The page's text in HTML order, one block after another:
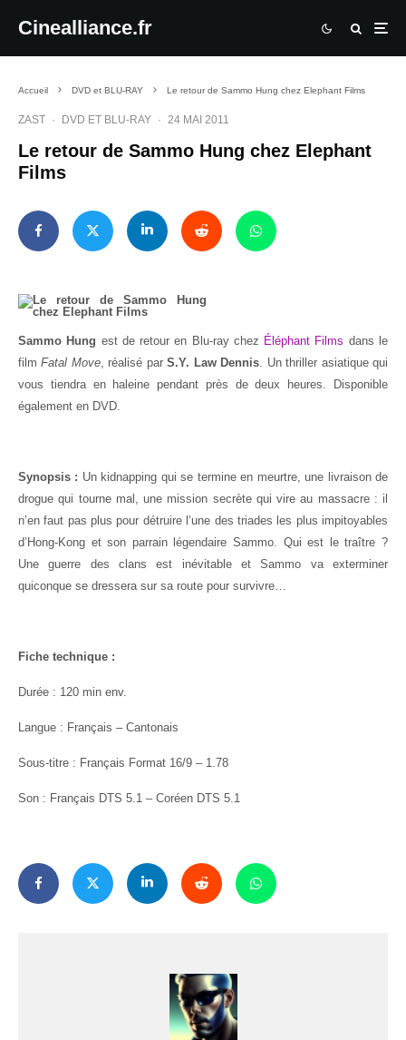
Cinealliance.fr
Accueil DVD et BLU-RAY Le retour de Sammo Hung chez Elephant Films
ZAST · DVD ET BLU-RAY · 24 MAI 2011
Le retour de Sammo Hung chez Elephant
Films
Sammo Hung est de retour en Blu-ray chez Éléphant Films dans le
filmFatal Move, réalisé parS.Y. Law Dennis. Un thriller asiatique qui
vous tiendra en haleine pendant près de deux heures. Disponible
également en DVD.
Synopsis : Un kidnapping qui se termine en meurtre, une livraison de
drogue qui tourne mal, une mission secrète qui vire au massacre : il
n’en faut pas plus pour détruire l’une des triades les plus impitoyables
d’Hong-Kong et son parrain légendaire Sammo. Qui est le traître ?
Une guerre des clans est inévitable et Sammo va exterminer
quiconque se dressera sur sa route pour survivre…
Fiche technique :
Durée : 120 min env.
Langue : Français – Cantonais
Sous-titre : Français Format 16/9 – 1.78
Son : Français DTS 5.1 – Coréen DTS 5.1